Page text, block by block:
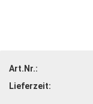
Art.Nr.:
Lieferzeit: